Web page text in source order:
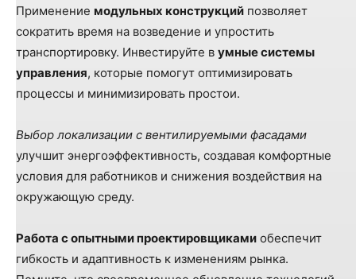
Применение модульных конструкций позволяет
сократить время на возведение и упростить
транспортировку. Инвестируйте в умные системы
управления, которые помогут оптимизировать
процессы и минимизировать простои.
Выбор локализации с вентилируемыми фасадами
улучшит энергоэффективность, создавая комфортные
условия для работников и снижения воздействия на
окружающую среду.
Работа с опытными проектировщиками обеспечит
гибкость и адаптивность к изменениям рынка.